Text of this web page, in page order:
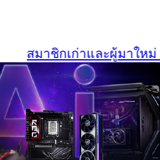
สมาชิกเก่าและผู้มาใหม่